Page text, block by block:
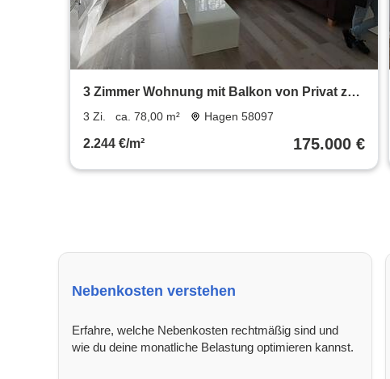
3 Zimmer Wohnung mit Balkon von Privat zu
verkaufen
3 Zi. ca. 78,00 m² Hagen 58097
2.244 €/m² 175.000 €
Nebenkosten verstehen
Erfahre, welche Nebenkosten rechtmäßig sind und
wie du deine monatliche Belastung optimieren kannst.